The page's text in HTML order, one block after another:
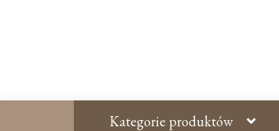
Kategorie produktów